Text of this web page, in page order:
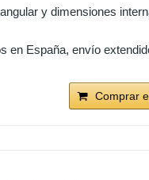
y dimensiones
en España, envío
Comprar